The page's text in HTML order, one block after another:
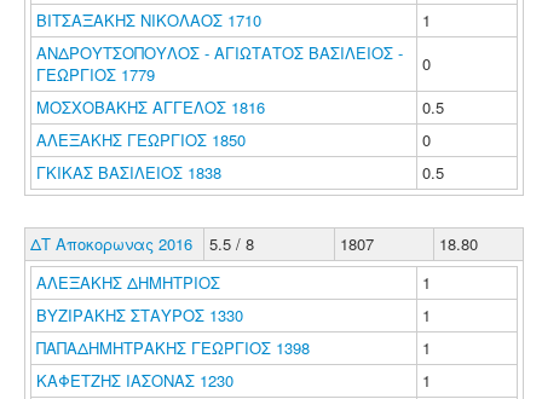
ΒΙΤΣΑΞΑΚΗΣ ΝΙΚΟΛΑΟΣ 1710
1
ΑΝΔΡΟΥΤΣΟΠΟΥΛΟΣ - ΑΓΙΩΤΑΤΟΣ ΒΑΣΙΛΕΙΟΣ -
ΓΕΩΡΓΙΟΣ 1779
0
ΜΟΣΧΟΒΑΚΗΣ ΑΓΓΕΛΟΣ 1816
0.5
ΑΛΕΞΑΚΗΣ ΓΕΩΡΓΙΟΣ 1850
0
ΓΚΙΚΑΣ ΒΑΣΙΛΕΙΟΣ 1838
0.5
ΔΤ Αποκορωνας 2016 5.5 / 8 1807
18.80
ΑΛΕΞΑΚΗΣ ΔΗΜΗΤΡΙΟΣ
1
ΒΥΖΙΡΑΚΗΣ ΣΤΑΥΡΟΣ 1330
1
ΠΑΠΑΔΗΜΗΤΡΑΚΗΣ ΓΕΩΡΓΙΟΣ 1398
1
ΚΑΦΕΤΖΗΣ ΙΑΣΟΝΑΣ 1230
1